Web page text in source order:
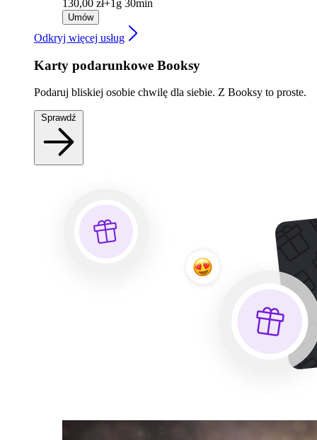
130,00 zł+1g 30min
Umów
Odkryj więcej usług
Karty podarunkowe Booksy
Podaruj bliskiej osobie chwilę dla siebie. Z Booksy to proste.